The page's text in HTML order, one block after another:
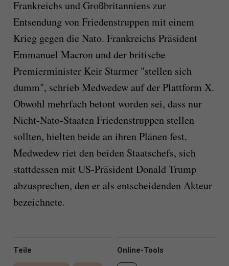
Frankreichs und Großbritanniens zur
Entsendung von Friedenstruppen mit einem
Krieg gegen die Nato. Frankreichs Präsident
Emmanuel Macron und der britische
Premierminister Keir Starmer "stellen sich
dumm", schrieb Medwedew auf der Plattform X.
Obwohl mehrfach betont worden sei, dass nur
Nicht-Nato-Staaten Friedenstruppen stellen
sollten, hielten beide an ihren Plänen fest.
Medwedew riet den beiden Staatschefs, sich
stattdessen mit US-Präsident Donald Trump
abzusprechen, den er als entscheidenden Akteur
bezeichnete.
Online-Tools
Teile